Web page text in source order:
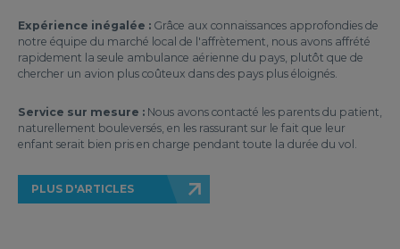
Expérience inégalée : Grâce aux connaissances approfondies de
notre équipe du marché local de l'affrètement, nous avons affrété
rapidement la seule ambulance aérienne du pays, plutôt que de
chercher un avion plus coûteux dans des pays plus éloignés.
Service sur mesure : Nous avons contacté les parents du patient,
naturellement bouleversés, en les rassurant sur le fait que leur
enfant serait bien pris en charge pendant toute la durée du vol.
PLUS D'ARTICLES